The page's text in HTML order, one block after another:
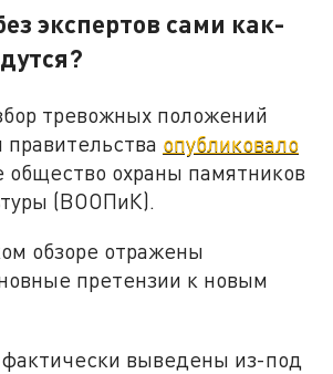
экспертов сами как-
тревожных положений
правительства опубликовало
общество охраны памятников
(ВООПиК).
обзоре отражены
претензии к новым
выведены из-под